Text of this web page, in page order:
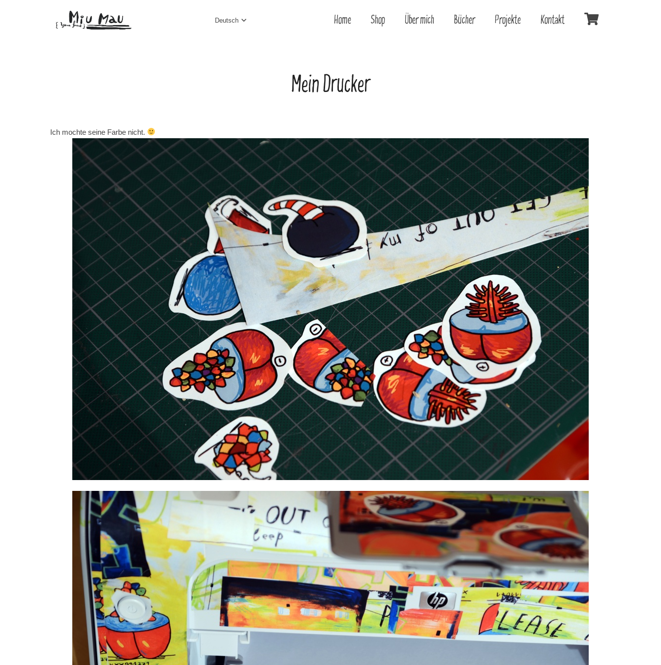
Deutsch Home Shop Über mich Bücher Projekte Kontakt
Mein Drucker
Ich mochte seine Farbe nicht.